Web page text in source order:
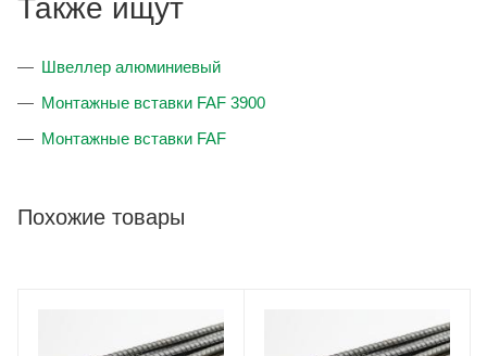
Также ищут
Швеллер алюминиевый
Монтажные вставки FAF 3900
Монтажные вставки FAF
Похожие товары